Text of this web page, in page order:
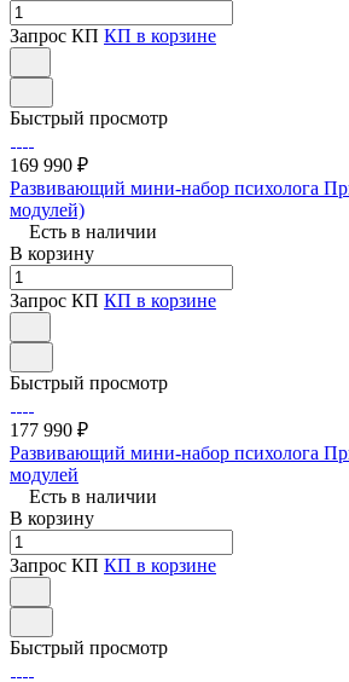
Запрос КП КП в корзине
Быстрый просмотр
169 990 ₽
Развивающий мини-набор психолога
модулей)
Есть в наличии
В корзину
Запрос КП КП в корзине
Быстрый просмотр
177 990 ₽
Развивающий мини-набор психолога
модулей
Есть в наличии
В корзину
Запрос КП КП в корзине
Быстрый просмотр